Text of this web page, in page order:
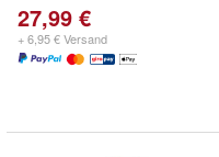
27,99 €
+ 6,95 € Versand